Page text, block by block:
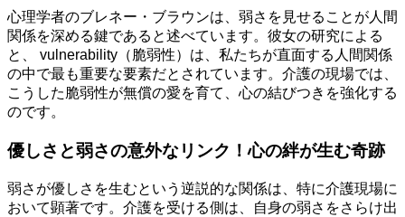
心理学者のブレネー・ブラウンは、弱さを見せることが人間
関係を深める鍵であると述べています。彼女の研究による
と、 vulnerability（脆弱性）は、私たちが直面する人間関係
の中で最も重要な要素だとされています。介護の現場では、
こうした脆弱性が無償の愛を育て、心の結びつきを強化する
のです。
優しさと弱さの意外なリンク！心の絆が生む奇跡
弱さが優しさを生むという逆説的な関係は、特に介護現場に
おいて顕著です。介護を受ける側は、自身の弱さをさらけ出